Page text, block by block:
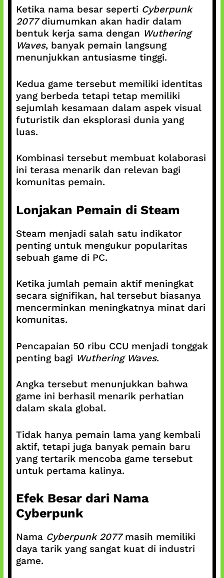
Ketika nama besar seperti Cyberpunk
2077diumumkan akan hadir dalam
bentuk kerja sama dengan Wuthering
Waves, banyak pemain langsung
menunjukkan antusiasme tinggi.
Kedua game tersebut memiliki identitas
yang berbeda tetapi tetap memiliki
sejumlah kesamaan dalam aspek visual
futuristik dan eksplorasi dunia yang
luas.
Kombinasi tersebut membuat kolaborasi
ini terasa menarik dan relevan bagi
komunitas pemain.
Lonjakan Pemain di Steam
Steam menjadi salah satu indikator
penting untuk mengukur popularitas
sebuah game di PC.
Ketika jumlah pemain aktif meningkat
secara signifikan, hal tersebut biasanya
mencerminkan meningkatnya minat dari
komunitas.
Pencapaian 50 ribu CCU menjadi tonggak
penting bagi Wuthering Waves.
Angka tersebut menunjukkan bahwa
game ini berhasil menarik perhatian
dalam skala global.
Tidak hanya pemain lama yang kembali
aktif, tetapi juga banyak pemain baru
yang tertarik mencoba game tersebut
untuk pertama kalinya.
Efek Besar dari Nama
Cyberpunk
Nama Cyberpunk 2077masih memiliki
daya tarik yang sangat kuat di industri
game.